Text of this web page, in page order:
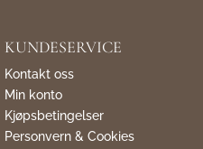
KUNDESERVICE
Kontakt oss
Min konto
Kjøpsbetingelser
Personvern & Cookies